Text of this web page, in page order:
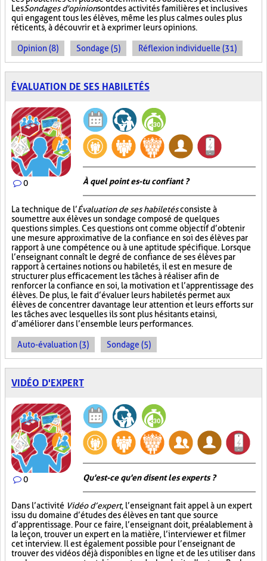
LesSondages d'opinionsont des activités familières et inclusives
qui engagent tous les élèves, même les plus calmes ou les plus
réticents, à découvrir et à exprimer leurs opinions.
Opinion (8) Sondage (5) Réflexion individuelle (31)
ÉVALUATION DE SES HABILETÉS
0 À quel point es-tu confiant ?
La technique de l’Évaluation de ses habiletésconsiste à
soumettre aux élèves un sondage composé de quelques
questions simples. Ces questions ont comme objectif d’obtenir
une mesure approximative de la confiance en soi des élèves par
rapport à une compétence ou à une aptitude spécifique. Lorsque
l’enseignant connaît le degré de confiance de ses élèves par
rapport à certaines notions ou habiletés, il est en mesure de
structurer plus efficacement les tâches à réaliser afin de
renforcer la confiance en soi, la motivation et l’apprentissage des
élèves. De plus, le fait d’évaluer leurs habiletés permet aux
élèves de concentrer davantage leur attention et leurs efforts sur
les tâches avec lesquelles ils sont plus hésitants et ainsi,
d’améliorer dans l’ensemble leurs performances.
Auto-évaluation (3) Sondage (5)
VIDÉO D'EXPERT
0 Qu'est-ce qu'en disent les experts ?
Dans l’activité Vidéo d’expert, l’enseignant fait appel à un expert
issu du domaine d’études des élèves en tant que source
d’apprentissage. Pour ce faire, l’enseignant doit, préalablement à
la leçon, trouver un expert en la matière, l’interviewer et filmer
cet interview. Il est également possible pour l’enseignant de
trouver des vidéos déjà disponibles en ligne et de les utiliser dans